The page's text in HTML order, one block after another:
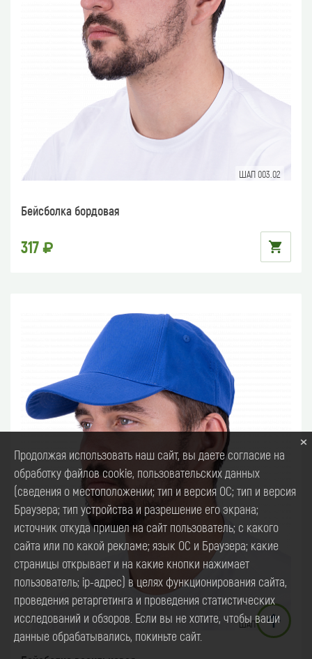
ШАП 003.02
Бейсболка бордовая
317
ШАП 003.03
×
Продолжая использовать наш сайт, вы даете согласие на
обработку файлов cookie, пользовательских данных
(сведения о местоположении; тип и версия ОС; тип и версия
Браузера; тип устройства и разрешение его экрана;
источник откуда пришел на сайт пользователь; с какого
сайта или по какой рекламе; язык ОС и Браузера; какие
страницы открывает и на какие кнопки нажимает
пользователь; ip-адрес) в целях функционирования сайта,
проведения ретаргетинга и проведения статистических
исследований и обзоров. Если вы не хотите, чтобы ваши
данные обрабатывались, покиньте сайт.